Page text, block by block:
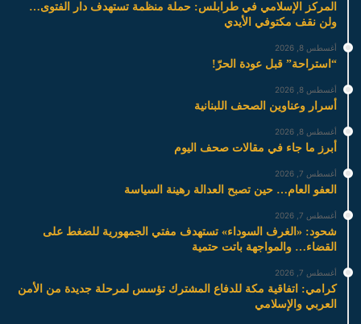
المركز الإسلامي في طرابلس: حملة منظمة تستهدف دار الفتوى…
ولن نقف مكتوفي الأيدي
أغسطس 8, 2026
“استراحة” قبل عودة الحرّ!
أغسطس 8, 2026
أسرار وعناوين الصحف اللبنانية
أغسطس 8, 2026
أبرز ما جاء في مقالات صحف اليوم
أغسطس 7, 2026
العفو العام… حين تصبح العدالة رهينة السياسة
أغسطس 7, 2026
شحود: «الغرف السوداء» تستهدف مفتي الجمهورية للضغط على
القضاء… والمواجهة باتت حتمية
أغسطس 7, 2026
كرامي: اتفاقية مكة للدفاع المشترك تؤسس لمرحلة جديدة من الأمن
العربي والإسلامي